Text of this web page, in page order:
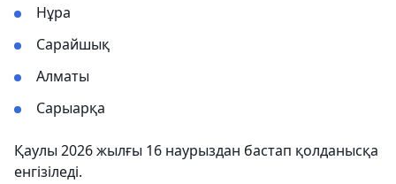
Нұра
Сарайшық
Алматы
Сарыарқа
Қаулы 2026 жылғы 16 наурыздан бастап қолданысқа
енгізіледі.